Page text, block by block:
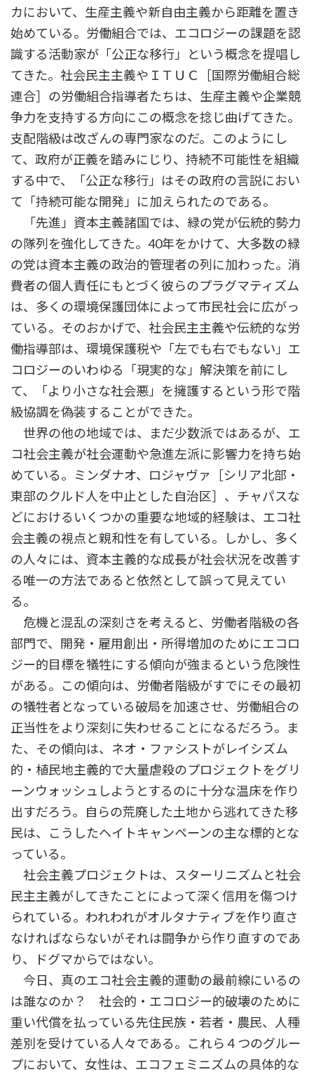
カにおいて、生産主義や新自由主義から距離を置き
始めている。労働組合では、エコロジーの課題を認
識する活動家が「公正な移行」という概念を提唱し
てきた。社会民主主義やＩＴＵＣ［国際労働組合総
連合］の労働組合指導者たちは、生産主義や企業競
争力を支持する方向にこの概念を捻じ曲げてきた。
支配階級は改ざんの専門家なのだ。このようにし
て、政府が正義を踏みにじり、持続不可能性を組織
する中で、「公正な移行」はその政府の言説におい
て「持続可能な開発」に加えられたのである。
「先進」資本主義諸国では、緑の党が伝統的勢力
の隊列を強化してきた。40年をかけて、大多数の緑
の党は資本主義の政治的管理者の列に加わった。消
費者の個人責任にもとづく彼らのプラグマティズム
は、多くの環境保護団体によって市民社会に広がっ
ている。そのおかげで、社会民主主義や伝統的な労
働指導部は、環境保護税や「左でも右でもない」エ
コロジーのいわゆる「現実的な」解決策を前にし
て、「より小さな社会悪」を擁護するという形で階
級協調を偽装することができた。
世界の他の地域では、まだ少数派ではあるが、エ
コ社会主義が社会運動や急進左派に影響力を持ち始
めている。ミンダナオ、ロジャヴァ［シリア北部・
東部のクルド人を中止とした自治区］、チャパスな
どにおけるいくつかの重要な地域的経験は、エコ社
会主義の視点と親和性を有している。しかし、多く
の人々には、資本主義的な成長が社会状況を改善す
る唯一の方法であると依然として誤って見えてい
る。
危機と混乱の深刻さを考えると、労働者階級の各
部門で、開発・雇用創出・所得増加のためにエコロ
ジー的目標を犠牲にする傾向が強まるという危険性
がある。この傾向は、労働者階級がすでにその最初
の犠牲者となっている破局を加速させ、労働組合の
正当性をより深刻に失わせることになるだろう。ま
た、その傾向は、ネオ・ファシストがレイシズム
的・植民地主義的で大量虐殺のプロジェクトをグリ
ーンウォッシュしようとするのに十分な温床を作り
出すだろう。自らの荒廃した土地から逃れてきた移
民は、こうしたヘイトキャンペーンの主な標的とな
っている。
社会主義プロジェクトは、スターリニズムと社会
民主主義がしてきたことによって深く信用を傷つけ
られている。われわれがオルタナティブを作り直さ
なければならないがそれは闘争から作り直すのであ
り、ドグマからではない。
今日、真のエコ社会主義的運動の最前線にいるの
は誰なのか？ 社会的・エコロジー的破壊のために
重い代償を払っている先住民族・若者・農民、人種
差別を受けている人々である。これら４つのグルー
プにおいて、女性は、エコフェミニズムの具体的な